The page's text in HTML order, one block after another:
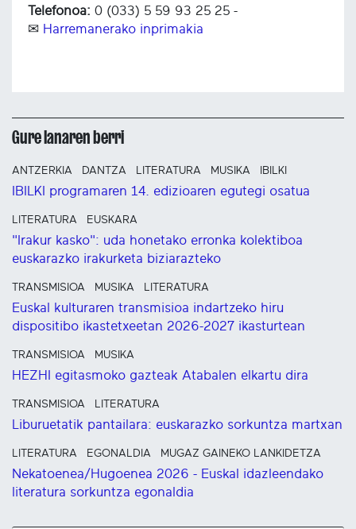
Telefonoa: 0 (033) 5 59 93 25 25 -
✉ Harremanerako inprimakia
Gure lanaren berri
ANTZERKIA DANTZA LITERATURA MUSIKA IBILKI
IBILKI programaren 14. edizioaren egutegi osatua
LITERATURA EUSKARA
"Irakur kasko": uda honetako erronka kolektiboa
euskarazko irakurketa biziarazteko
TRANSMISIOA MUSIKA LITERATURA
Euskal kulturaren transmisioa indartzeko hiru
dispositibo ikastetxeetan 2026-2027 ikasturtean
TRANSMISIOA MUSIKA
HEZHI egitasmoko gazteak Atabalen elkartu dira
TRANSMISIOA LITERATURA
Liburuetatik pantailara: euskarazko sorkuntza martxan
LITERATURA EGONALDIA MUGAZ GAINEKO LANKIDETZA
Nekatoenea/Hugoenea 2026 - Euskal idazleendako
literatura sorkuntza egonaldia